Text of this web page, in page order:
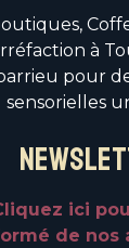
à
pour
sensorielles
ici
de nos